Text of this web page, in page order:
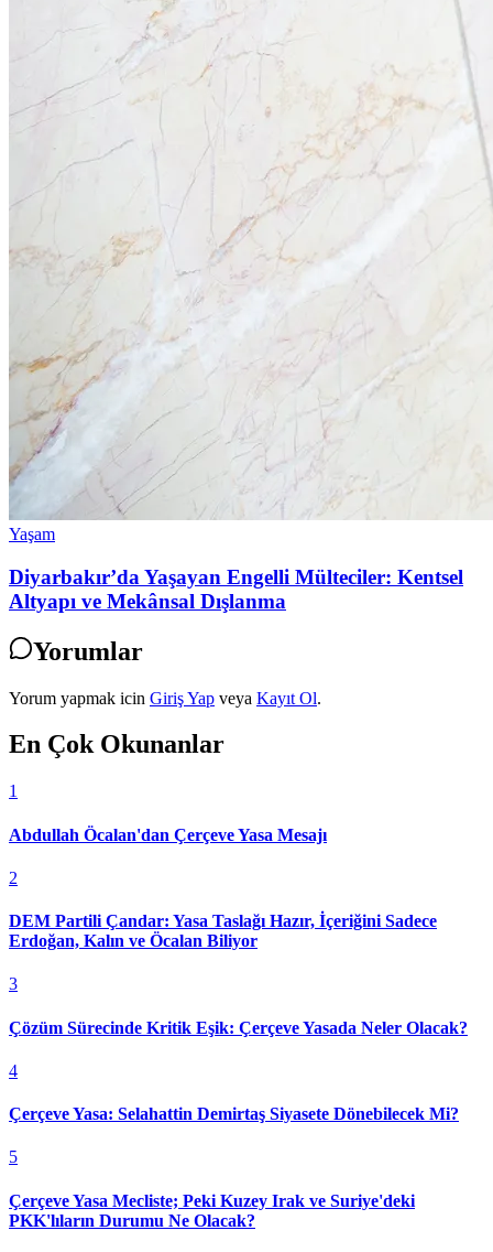
Yaşam
Diyarbakır’da Yaşayan Engelli Mülteciler: Kentsel
Altyapı ve Mekânsal Dışlanma
Yorumlar
Yorum yapmak icin Giriş Yap veya Kayıt Ol.
En Çok Okunanlar
1
Abdullah Öcalan'dan Çerçeve Yasa Mesajı
2
DEM Partili Çandar: Yasa Taslağı Hazır, İçeriğini Sadece
Erdoğan, Kalın ve Öcalan Biliyor
3
Çözüm Sürecinde Kritik Eşik: Çerçeve Yasada Neler Olacak?
4
Çerçeve Yasa: Selahattin Demirtaş Siyasete Dönebilecek Mi?
5
Çerçeve Yasa Mecliste; Peki Kuzey Irak ve Suriye'deki
PKK'lıların Durumu Ne Olacak?